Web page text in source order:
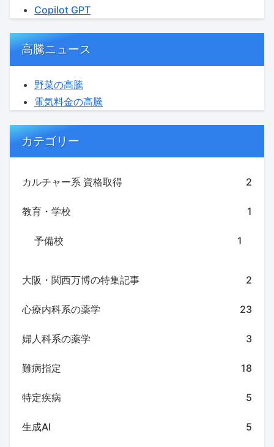
Copilot GPT
高騰ニュース
野菜の高騰
電気料金の高騰
カテゴリー
カルチャー系 資格取得 2
教育・学校 1
予備校 1
大阪・関西万博の特集記事 2
心療内科系の薬学 23
婦人科系の薬学 3
難病指定 18
特定疾病 5
生成AI 5